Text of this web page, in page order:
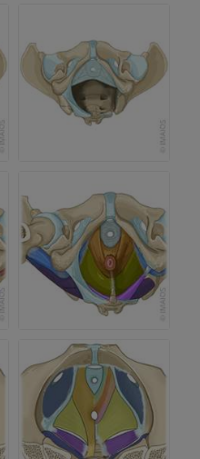
Jambe (artères et os)
TDM
GRATUIT
Artériographie des membres
inférieurs